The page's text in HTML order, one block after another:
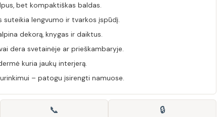
bet kompaktiškas baldas.
suteikia lengvumo ir tvarkos įspūdį.
dekorą, knygas ir daiktus.
dera svetainėje ar prieškambaryje.
kuria jaukų interjerą.
– patogu įsirengti namuose.
📞 🔒